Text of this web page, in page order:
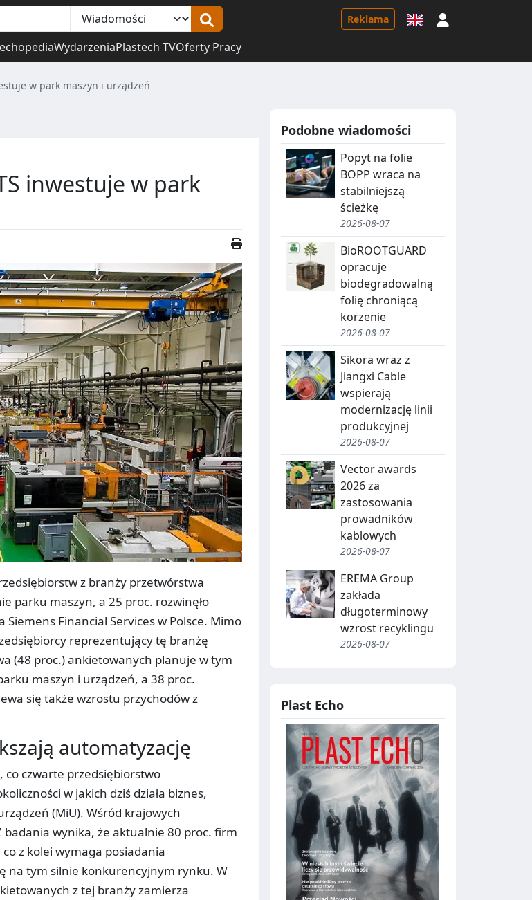
Reklama
WydarzeniaPlastech TVOferty Pracy
w park maszyn i urządzeń
inwestuje w park
z branży przetwórstwa
parku maszyn, a 25 proc. rozwinęło
Financial Services w Polsce. Mimo
reprezentujący tę branżę
(48 proc.) ankietowanych planuje w tym
maszyn i urządzeń, a 38 proc.
się także wzrostu przychodów z
automatyzację
co czwarte przedsiębiorstwo
w jakich dziś działa biznes,
(MiU). Wśród krajowych
wynika, że aktualnie 80 proc. firm
z kolei wymaga posiadania
na tym silnie konkurencyjnym rynku. W
z tej branży zamierza
Podobne wiadomości
Popyt na folie
BOPP wraca na
stabilniejszą
ścieżkę
2026-08-07
BioROOTGUARD
opracuje
biodegradowalną
folię chroniącą
korzenie
2026-08-07
Sikora wraz z
Jiangxi Cable
wspierają
modernizację linii
produkcyjnej
2026-08-07
Vector awards
2026 za
zastosowania
prowadników
kablowych
2026-08-07
EREMA Group
zakłada
długoterminowy
wzrost recyklingu
2026-08-07
Plast Echo